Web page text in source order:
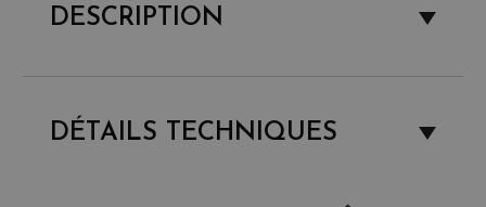
DESCRIPTION
DÉTAILS TECHNIQUES